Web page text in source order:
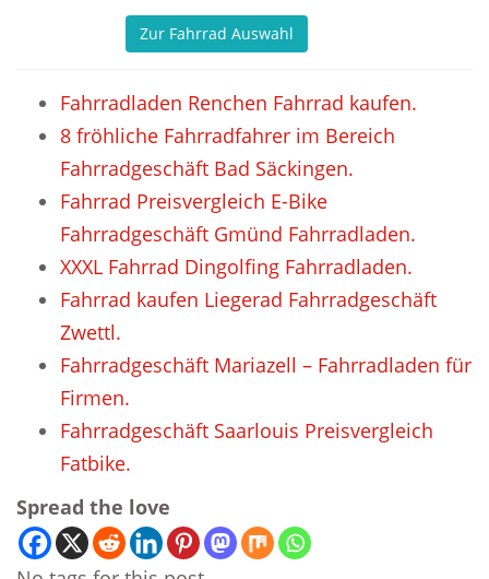
Zur Fahrrad Auswahl
Fahrradladen Renchen Fahrrad kaufen.
8 fröhliche Fahrradfahrer im Bereich
Fahrradgeschäft Bad Säckingen.
Fahrrad Preisvergleich E-Bike
Fahrradgeschäft Gmünd Fahrradladen.
XXXL Fahrrad Dingolfing Fahrradladen.
Fahrrad kaufen Liegerad Fahrradgeschäft
Zwettl.
Fahrradgeschäft Mariazell – Fahrradladen für
Firmen.
Fahrradgeschäft Saarlouis Preisvergleich
Fatbike.
Spread the love